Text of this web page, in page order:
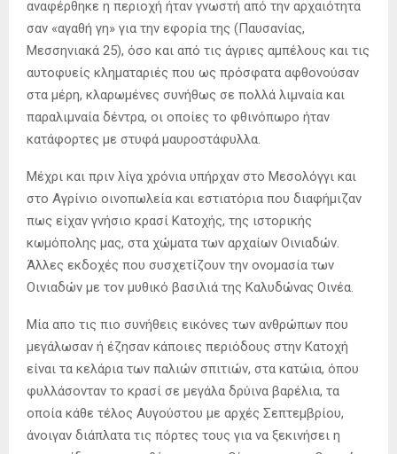
αναφέρθηκε η περιοχή ήταν γνωστή από την αρχαιότητα
σαν «αγαθή γη» για την εφορία της (Παυσανίας,
Μεσσηνιακά 25), όσο και από τις άγριες αµπέλους και τις
αυτοφυείς κληματαριές που ως πρόσφατα αφθονούσαν
στα µέρη, κλαρωµένες συνήθως σε πολλά λιµναία και
παραλιµναία δέντρα, οι οποίες το φθινόπωρο ήταν
κατάφορτες µε στυφά µαυροστάφυλλα.
Μέχρι και πριν λίγα χρόνια υπήρχαν στο Μεσολόγγι και
στο Αγρίνιο οινοπωλεία και εστιατόρια που διαφήμιζαν
πως είχαν γνήσιο κρασί Κατοχής, της ιστορικής
κωμόπολης μας, στα χώματα των αρχαίων Οινιαδών.
Άλλες εκδοχές που συσχετίζουν την ονομασία των
Οινιαδών με τον μυθικό βασιλιά της Καλυδώνας Οινέα.
Μία απο τις πιο συνήθεις εικόνες των ανθρώπων που
μεγάλωσαν ή έζησαν κάποιες περιόδους στην Κατοχή
είναι τα κελάρια των παλιών σπιτιών, στα κατώια, όπου
φυλλάσονταν το κρασί σε μεγάλα δρύινα βαρέλια, τα
οποία κάθε τέλος Αυγούστου με αρχές Σεπτεμβρίου,
άνοιγαν διάπλατα τις πόρτες τους για να ξεκινήσει η